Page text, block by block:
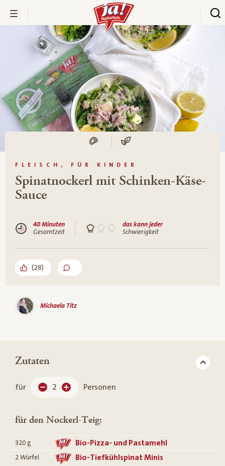
FLEISCH, FÜR KINDER
Spinatnockerl mit Schinken-Käse-
Sauce
40 Minuten
Gesamtzeit
das kann jeder
Schwierigkeit
(28)
Michaela Titz
Zutaten
für 2 Personen
für den Nockerl-Teig:
320 g Bio-Pizza- und Pastamehl
2 Würfel Bio-Tiefkühlspinat Minis